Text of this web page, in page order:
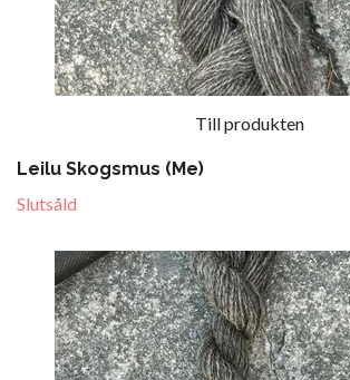
Till produkten
Leilu Skogsmus (Me)
Slutsåld